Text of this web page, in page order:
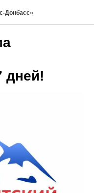
Донбасс»
дней!